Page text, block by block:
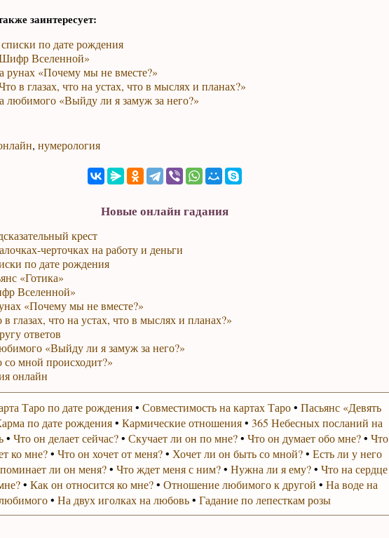
заинтересует:
по дате рождения
Вселенной»
рунах «Почему мы не вместе?»
в глазах, что на устах, что в мыслях и планах?»
любимого «Выйду ли я замуж за него?»
, нумерология
Новые онлайн гадания
крест
черточках на работу и деньги
по дате рождения
«Готика»
Вселенной»
«Почему мы не вместе?»
глазах, что на устах, что в мыслях и планах?»
ответов
«Выйду ли я замуж за него?»
со мной происходит?»
онлайн
Таро по дате рождения• Совместимость на картах Таро• Пасьянс «Девять
по дате рождения• Кармические отношения• 365 Небесных посланий на
• Что он делает сейчас?• Скучает ли он по мне?• Что он думает обо мне?• Что
ко мне?• Что он хочет от меня?• Хочет ли он быть со мной?• Есть ли у него
ли он меня?• Что ждет меня с ним?• Нужна ли я ему?• Что на сердце
• Как он относится ко мне?• Отношение любимого к другой • На воде на
• На двух иголках на любовь• Гадание по лепесткам розы